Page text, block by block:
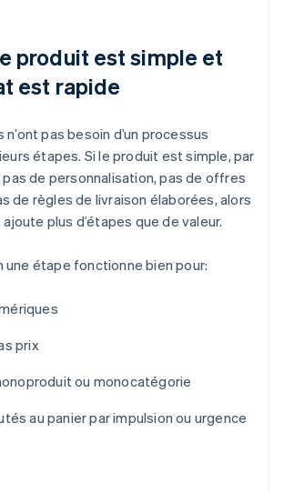
produit est simple et
est rapide
pas besoin d’un processus
étapes. Si le produit est simple, par
pas de personnalisation, pas de offres
de règles de livraison élaborées, alors
plus d’étapes que de valeur.
une étape fonctionne bien pour:
prix
ou monocatégorie
au panier par impulsion ou urgence